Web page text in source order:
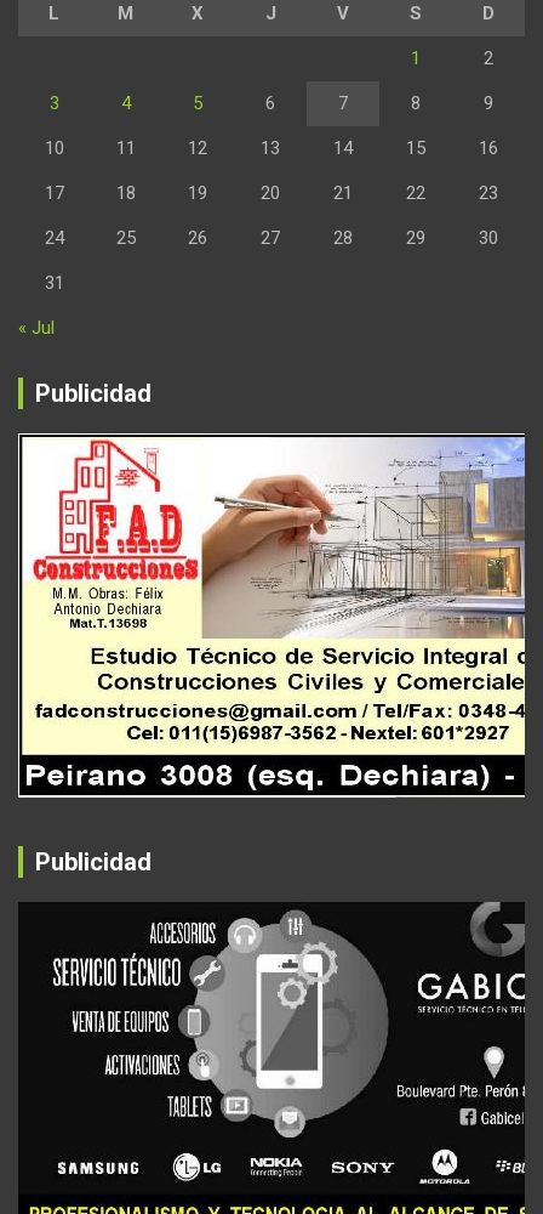
L M X J V S D
1 2
3 4 5 6 7 8 9
10 11 12 13 14 15 16
17 18 19 20 21 22 23
24 25 26 27 28 29 30
31
« Jul
Publicidad
Publicidad